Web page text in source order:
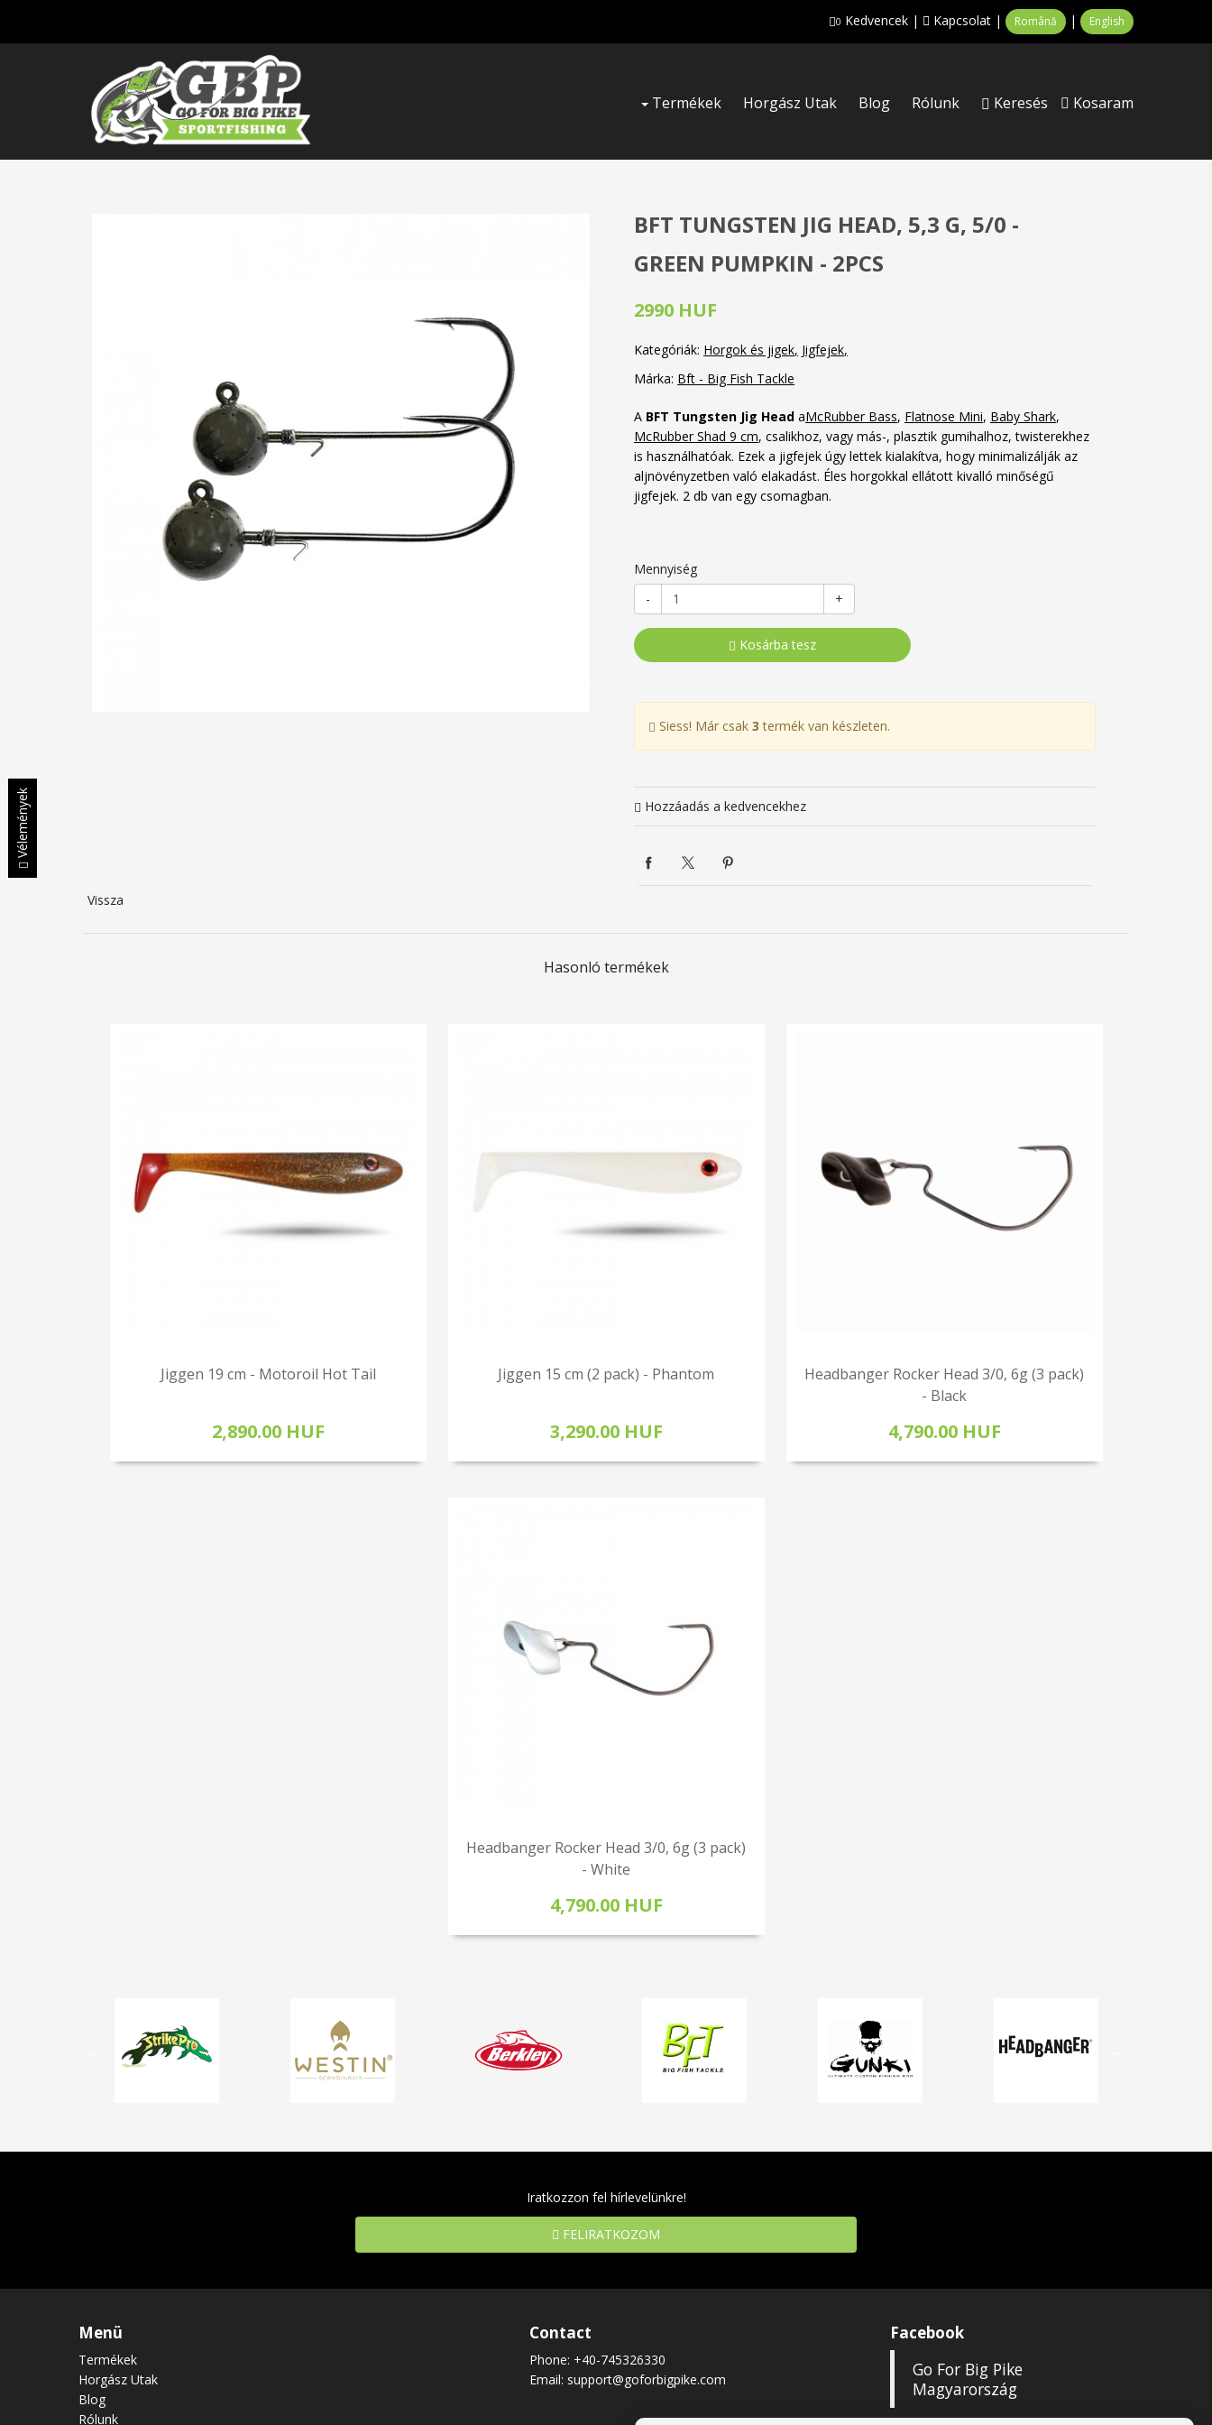
0 Kedvencek | Kapcsolat | Română | English
Termékek Horgász Utak Blog Rólunk Keresés Kosaram
BFT TUNGSTEN JIG HEAD, 5,3 G, 5/0 -
GREEN PUMPKIN - 2PCS
2990 HUF
Kategóriák: Horgok és jigek Jigfejek
Márka: Bft - Big Fish Tackle
A BFT Tungsten Jig Head aMcRubber Bass, Flatnose Mini, Baby Shark,
McRubber Shad 9 cm, csalikhoz, vagy más-, plasztik gumihalhoz, twisterekhez
is használhatóak. Ezek a jigfejek úgy lettek kialakítva, hogy minimalizálják az
aljnövényzetben való elakadást. Éles horgokkal ellátott kivalló minőségű
jigfejek. 2 db van egy csomagban.
Mennyiség
-
+
Kosárba tesz
Siess! Már csak 3 termék van készleten.
Hozzáadás a kedvencekhez
Vissza
Hasonló termékek
Jiggen 19 cm - Motoroil Hot Tail
2,890.00 HUF
Jiggen 15 cm (2 pack) - Phantom
3,290.00 HUF
Headbanger Rocker Head 3/0, 6g (3 pack)
- Black
4,790.00 HUF
Headbanger Rocker Head 3/0, 6g (3 pack)
- White
4,790.00 HUF
Iratkozzon fel hírlevelünkre!
FELIRATKOZOM
Menü
Termékek
Horgász Utak
Blog
Rólunk
Contact
Phone: +40-745326330
Email: support@goforbigpike.com
Facebook
Go For Big Pike
Magyarország
Vélemények